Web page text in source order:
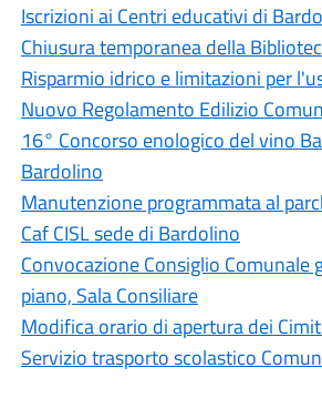
Iscrizioni ai Centri educativi di
Chiusura temporanea della
Risparmio idrico e limitazioni per
Nuovo Regolamento Edilizio
16° Concorso enologico del vino
Bardolino
Manutenzione programmata al
Caf CISL sede di Bardolino
Convocazione Consiglio
piano, Sala Consiliare
Modifica orario di apertura dei
Servizio trasporto scolastico